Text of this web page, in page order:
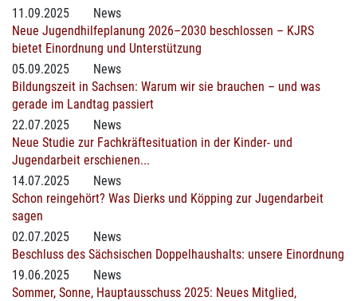
11.09.2025
News
Neue Jugendhilfeplanung 2026–2030 beschlossen – KJRS
bietet Einordnung und Unterstützung
05.09.2025
News
Bildungszeit in Sachsen: Warum wir sie brauchen – und was
gerade im Landtag passiert
22.07.2025
News
Neue Studie zur Fachkräftesituation in der Kinder- und
Jugendarbeit erschienen...
14.07.2025
News
Schon reingehört? Was Dierks und Köpping zur Jugendarbeit
sagen
02.07.2025
News
Beschluss des Sächsischen Doppelhaushalts: unsere Einordnung
19.06.2025
News
Sommer, Sonne, Hauptausschuss 2025: Neues Mitglied,